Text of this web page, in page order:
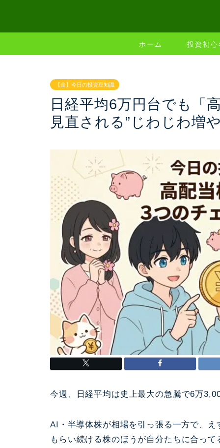
ホーム 投資初心
【金】今日の投資豆知識
日経平均6万円台でも「
見直される”じわじわ増
今週、日経平均は史上最大の急騰で6万
AI・半導体株が相場を引っ張る一方で、
もらい続ける株のほうが自分たちに合って